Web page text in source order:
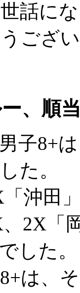
話に
ござ
、順
子8+
た。
沖田
2X「
した。
は、